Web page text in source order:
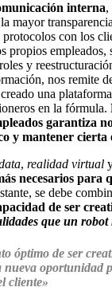
interna,
mayor
con los
propios empleados,
y
nos remite
una
en la fórmula.
garantiza
y mantener cierta
, realidad virtual
necesarios para
se debe
de ser
que un robot
óptimo de ser
oportunidad
cliente»